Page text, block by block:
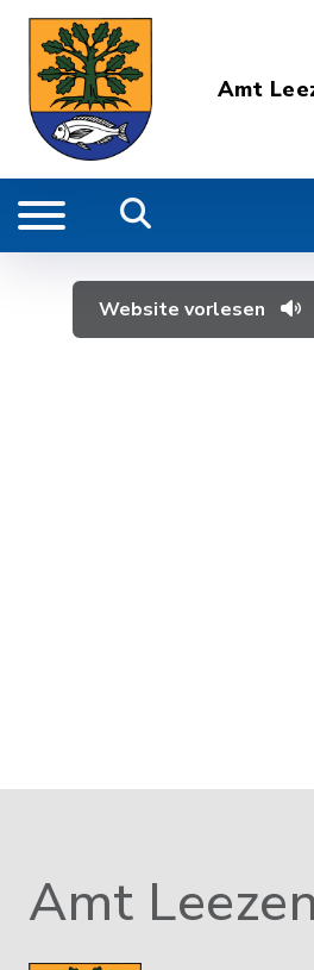
Amt
Website vorlesen
Amt Leezen